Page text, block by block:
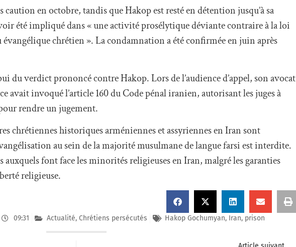
en octobre, tandis que Hakop est resté en détention jusqu’à sa
été impliqué dans « une activité prosélytique déviante contraire à la loi
évangélique chrétien ». La condamnation a été confirmée en juin après
du verdict prononcé contre Hakop. Lors de l’audience d’appel, son avocat
avait invoqué l’article 160 du Code pénal iranien, autorisant les juges à
rendre un jugement.
chrétiennes historiques arméniennes et assyriennes en Iran sont
au sein de la majorité musulmane de langue farsi est interdite.
font face les minorités religieuses en Iran, malgré les garanties
religieuse.
09:31 Actualité,Chrétiens persécutés Hakop Gochumyan, Iran, prison